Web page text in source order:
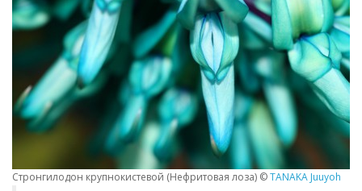
Стронгилодон крупнокистевой (Нефритовая лоза) ©TANAKA Juuyoh